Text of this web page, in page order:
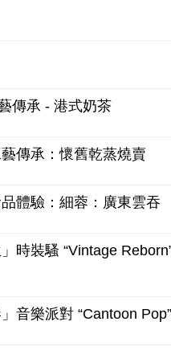
傳承 - 港式奶茶
傳承：懷舊乾蒸燒賣
體驗：細蓉：廣東雲吞
時裝騷 “Vintage
音樂派對 “Cantoon